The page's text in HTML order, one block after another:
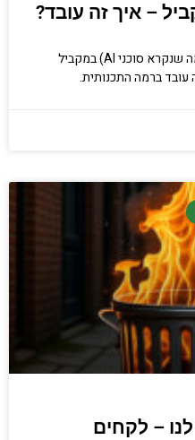
איך מריצים כמה איטרציות LLM (מה שנקרא סוכני AI) במקביל
עובד ברמה התכנותית.
– לקחים